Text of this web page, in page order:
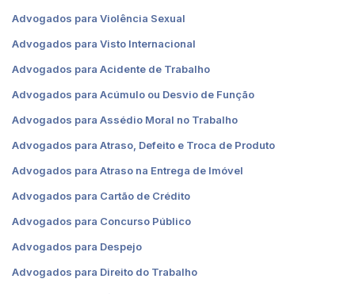
Advogados para Violência Sexual
Advogados para Visto Internacional
Advogados para Acidente de Trabalho
Advogados para Acúmulo ou Desvio de Função
Advogados para Assédio Moral no Trabalho
Advogados para Atraso, Defeito e Troca de Produto
Advogados para Atraso na Entrega de Imóvel
Advogados para Cartão de Crédito
Advogados para Concurso Público
Advogados para Despejo
Advogados para Direito do Trabalho